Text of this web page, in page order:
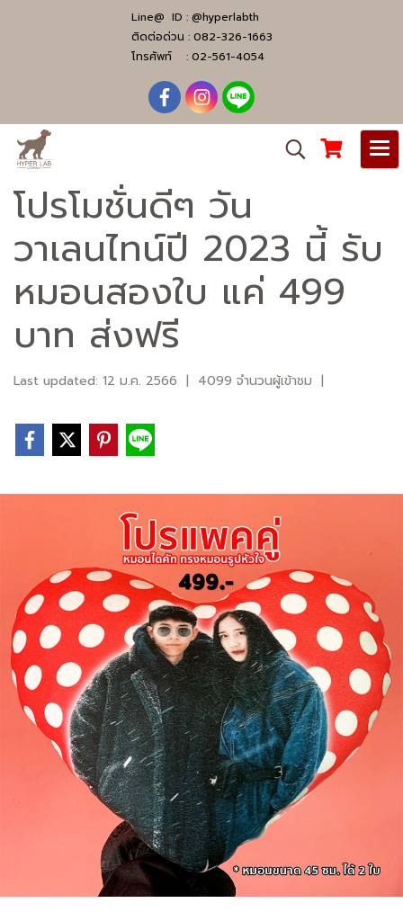
Line@ ID : @hyperlabth
ติดต่อด่วน : 082-326-1663
โทรศัพท์ : 02-561-4054
โปรโมชั่นดีๆ วัน
วาเลนไทน์ปี 2023 นี้ รับ
หมอนสองใบ แค่ 499
บาท ส่งฟรี
Last updated: 12 ม.ค. 2566 | 4099 จำนวนผู้เข้าชม |